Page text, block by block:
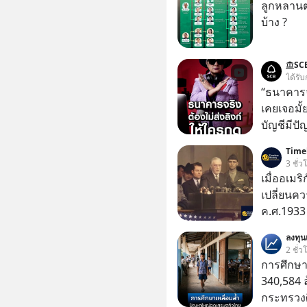
ลูกหลาน
บ้าง ?
ได้รั
“ธนาคา
เคยเจอ
บัญชีมีปัญ
หลอกลวง
กลโกง #
อย่างยั่ง
3 ชั่ว
เมื่ออเม
เปลี่ยนค
ค.ศ
แห่งสหรั
สหรัฐอเ
ประเทศ
ลงทุ
2 ชั่ว
การศึกษ
กระทรว